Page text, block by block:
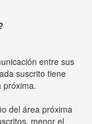
entre sus
suscrito tiene
próxima.
del área próxima
menor el